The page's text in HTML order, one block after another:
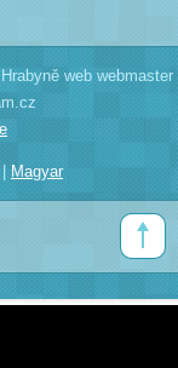
web webmaster
Magyar